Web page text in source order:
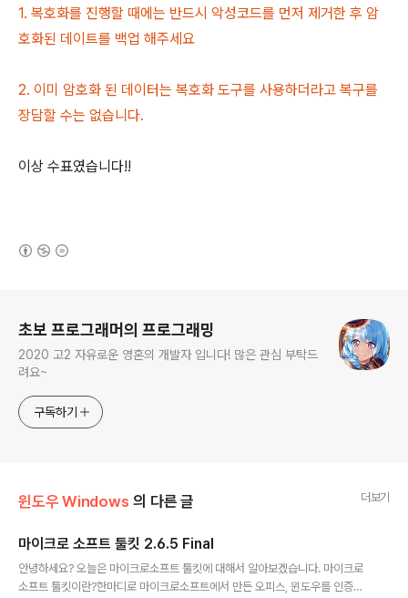
1. 복호화를 진행할 때에는 반드시 악성코드를 먼저 제거한 후 암
호화된 데이트를 백업 해주세요
2. 이미 암호화 된 데이터는 복호화 도구를 사용하더라고 복구를
장담할 수는 없습니다.
이상 수표였습니다!!
초보 프로그래머의 프로그래밍
2020 고2 자유로운 영혼의 개발자 입니다! 많은 관심 부탁드
려요~
구독하기
윈도우 Windows 의 다른 글 더보기
마이크로 소프트 툴킷 2.6.5 Final
안녕하세요? 오늘은 마이크로소프트 툴킷에 대해서 알아보겠습니다. 마이크로
소프트 툴킷이란?한마디로 마이크로소프트에서 만든 오피스, 윈도우를 인증해